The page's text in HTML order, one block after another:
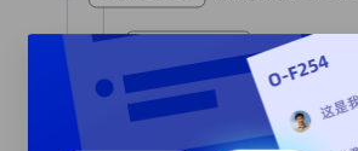
形成时间距
O-MF428254 形成时间距